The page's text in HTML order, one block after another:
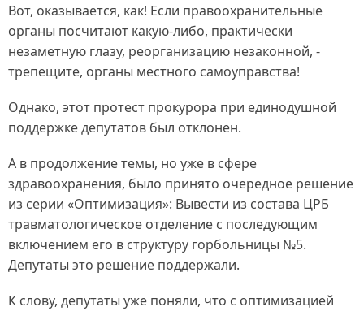
Вот, оказывается, как! Если правоохранительные
органы посчитают какую-либо, практически
незаметную глазу, реорганизацию незаконной, -
трепещите, органы местного самоуправства!
Однако, этот протест прокурора при единодушной
поддержке депутатов был отклонен.
А в продолжение темы, но уже в сфере
здравоохранения, было принято очередное решение
из серии «Оптимизация»: Вывести из состава ЦРБ
травматологическое отделение с последующим
включением его в структуру горбольницы №5.
Депутаты это решение поддержали.
К слову, депутаты уже поняли, что с оптимизацией